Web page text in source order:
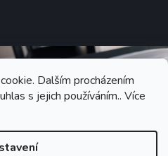
Dalším procházením
s jejich používáním.. Více